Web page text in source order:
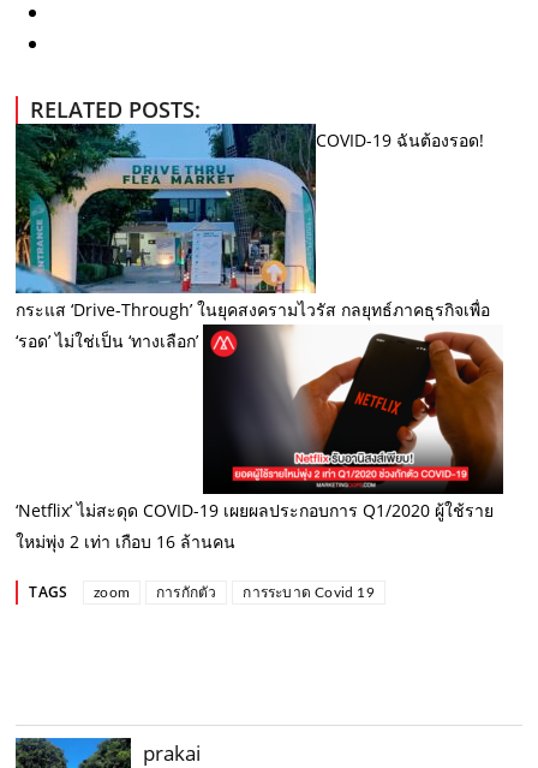
RELATED POSTS:
COVID-19 ฉันต้องรอด!
กระแส ‘Drive-Through’ ในยุคสงครามไวรัส กลยุทธ์ภาคธุรกิจเพื่อ
‘รอด’ ไม่ใช่เป็น ‘ทางเลือก’
‘Netflix’ ไม่สะดุด COVID-19 เผยผลประกอบการ Q1/2020 ผู้ใช้ราย
ใหม่พุ่ง 2 เท่า เกือบ 16 ล้านคน
TAGS zoom การกักตัว การระบาด Covid 19
prakai